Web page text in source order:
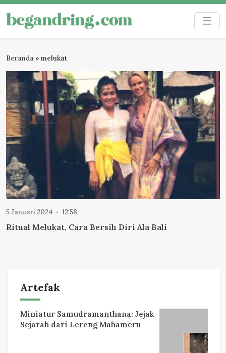
Skip
to
content
Begandring
Menjaga ingatan untuk masa depan
Beranda » melukat
5 Januari 2024 12:58
Ritual Melukat, Cara Bersih Diri Ala Bali
Artefak
Miniatur Samudramanthana: Jejak
Sejarah dari Lereng Mahameru